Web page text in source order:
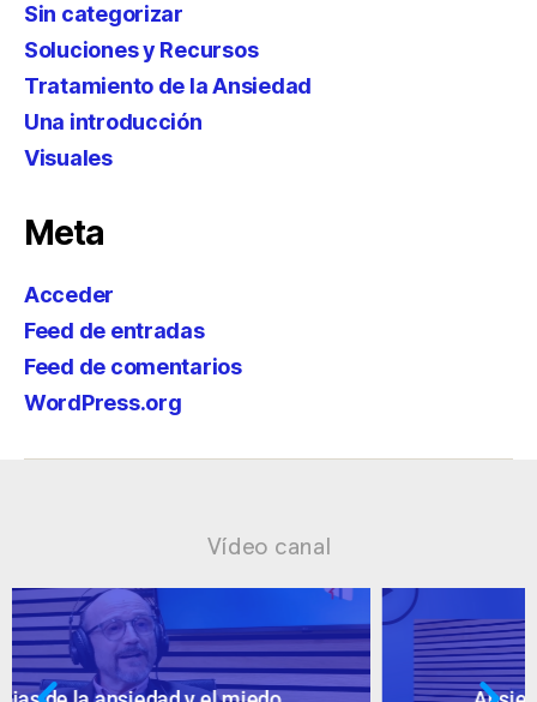
Sin categorizar
Soluciones y Recursos
Tratamiento de la Ansiedad
Una introducción
Visuales
Meta
Acceder
Feed de entradas
Feed de comentarios
WordPress.org
Vídeo canal